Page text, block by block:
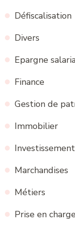
Défiscalisation
Divers
Epargne
Finance
Gestion de
Immobilier
Investissement
Marchandises
Métiers
Prise en